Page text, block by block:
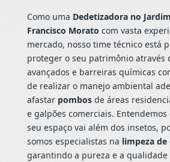
Como uma Dedetizadora no
Francisco Morato com vasta
mercado, nosso time técnico está
proteger o seu patrimônio através
avançados e barreiras químicas
de realizar o manejo ambiental
afastar pombosde áreas
e galpões comerciais.
seu espaço vai além dos insetos,
somos especialistas na limpeza de
garantindo a pureza e a qualidade